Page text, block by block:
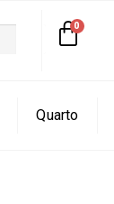
Quarto